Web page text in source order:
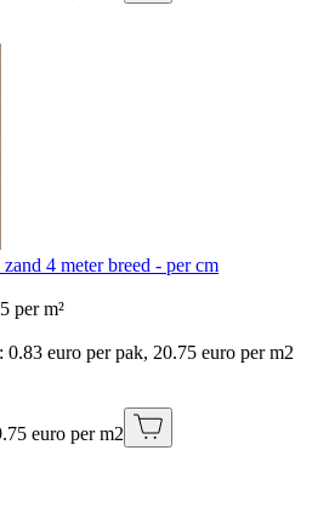
4 meter breed - per cm
per m²
euro per pak, 20.75 euro per m2
euro per m2